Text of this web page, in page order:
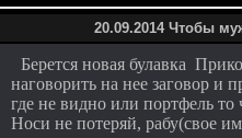
20.09.2014 Чтобы
Берется новая булавка
наговорить на нее заговор и
где не видно или портфель то
Носи не потеряй, рабу(свое